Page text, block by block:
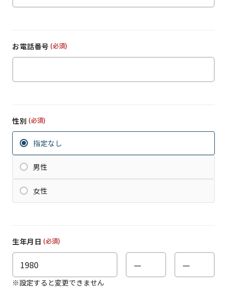
お電話番号 (必須)
性別 (必須)
指定なし
男性
女性
生年月日 (必須)
※設定すると変更できません